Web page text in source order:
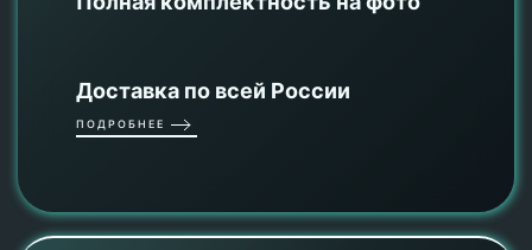
Доставка по всей России
ПОДРОБНЕЕ